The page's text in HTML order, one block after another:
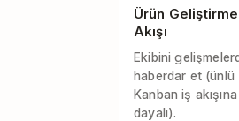
Ürün
Akışı
Ekibini
haberdar et (ünlü
Kanban iş akışına
dayalı).